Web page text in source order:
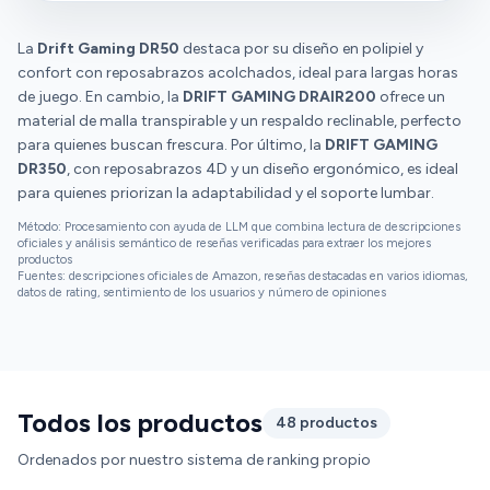
dobles de plástico de silla de oficina que suelen
acabar trabandose con el tiempo ademas de dejar
marca en suelos de madera. Yo me pillé a parte unas
ruedas de silicona y son las que puse.
La Drift Gaming DR50 destaca por su diseño en polipiel y
confort con reposabrazos acolchados, ideal para largas horas
de juego. En cambio, la DRIFT GAMING DRAIR200 ofrece un
material de malla transpirable y un respaldo reclinable, perfecto
para quienes buscan frescura. Por último, la DRIFT GAMING
DR350, con reposabrazos 4D y un diseño ergonómico, es ideal
para quienes priorizan la adaptabilidad y el soporte lumbar.
Método: Procesamiento con ayuda de LLM que combina lectura de descripciones
oficiales y análisis semántico de reseñas verificadas para extraer los mejores
productos
Fuentes: descripciones oficiales de Amazon, reseñas destacadas en varios idiomas,
datos de rating, sentimiento de los usuarios y número de opiniones
Todos los productos
48 productos
Ordenados por nuestro sistema de ranking propio